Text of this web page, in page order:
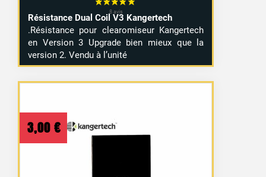
Résistance Dual Coil V3 Kangertech
.Résistance pour clearomiseur Kangertech
en Version 3 Upgrade bien mieux que la
version 2. Vendu à l’unité
3,00 €